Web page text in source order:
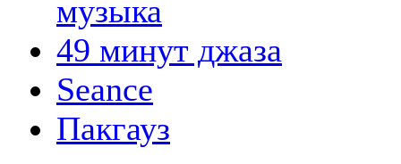
музыка
49 минут джаза
Seance
Пакгауз